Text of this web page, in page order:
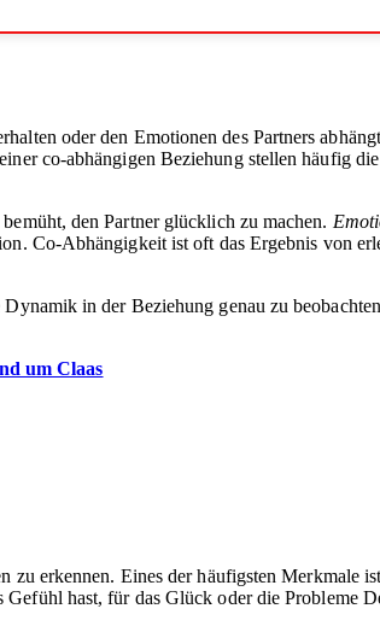
oder den Emotionen des Partners
co-abhängigen Beziehung stellen häufig
den Partner glücklich zu machen.
Co-Abhängigkeit ist oft das Ergebnis von
in der Beziehung genau zu
um Claas
erkennen. Eines der häufigsten Merkmale
hast, für das Glück oder die Probleme